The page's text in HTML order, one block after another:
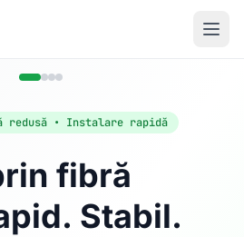
redusă • Instalare rapidă
fibră
Stabil.